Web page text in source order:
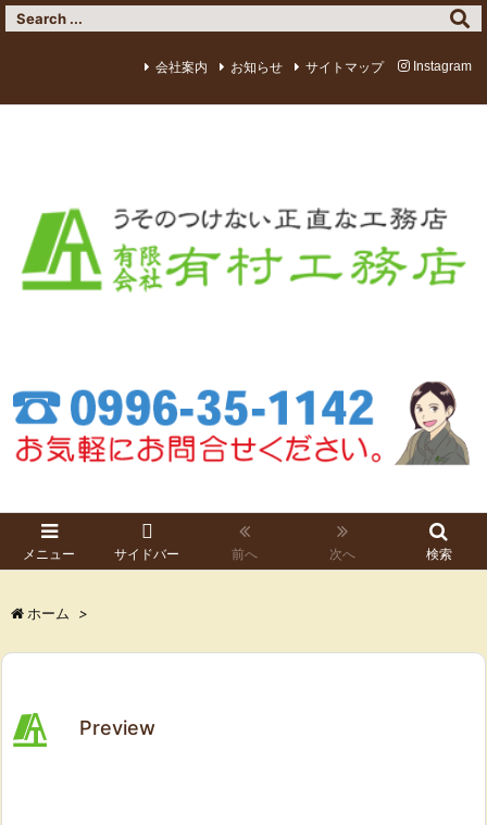
Warning: Trying to access array offset on value of type bool in
content/themes/luxeritas/inc/json-ld.phpon line120
メニュー サイドバー 前へ 次へ 検索
会社案内 お知らせ サイトマップ Instagram
ホーム >
Preview